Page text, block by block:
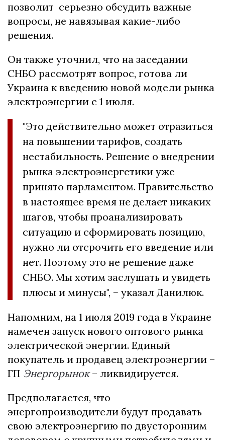
позволит серьезно обсудить важные
вопросы, не навязывая какие-либо
решения.
Он также уточнил, что на заседании
СНБО рассмотрят вопрос, готова ли
Украина к введению новой модели рынка
электроэнергии с 1 июля.
"Это действительно может отразиться
на повышении тарифов, создать
нестабильность. Решение о внедрении
рынка электроэнергетики уже
принято парламентом. Правительство
в настоящее время не делает никаких
шагов, чтобы проанализировать
ситуацию и сформировать позицию,
нужно ли отсрочить его введение или
нет. Поэтому это не решение даже
СНБО. Мы хотим заслушать и увидеть
плюсы и минусы", − указал Данилюк.
Напомним, на 1 июля 2019 года в Украине
намечен запуск нового оптового рынка
электрической энергии. Единый
покупатель и продавец электроэнергии –
ГП Энергорынок– ликвидируется.
Предполагается, что
энергопроизводители будут продавать
свою электроэнергию по двусторонним